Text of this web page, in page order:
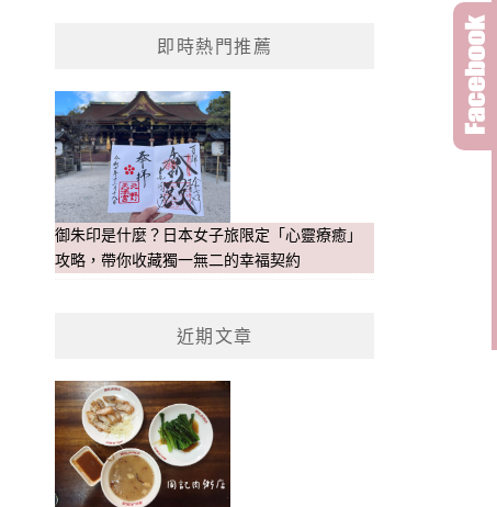
即時熱門推薦
御朱印是什麼？日本女子旅限定「心靈療癒」
攻略，帶你收藏獨一無二的幸福契約
近期文章